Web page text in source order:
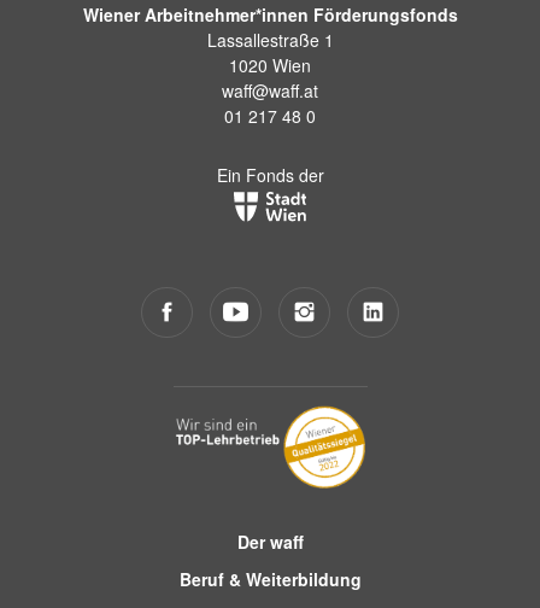
Wiener Arbeitnehmer*innen Förderungsfonds
Lassallestraße 1
1020 Wien
waff@waff.at
01 217 48 0
Ein Fonds der
Der waff
Beruf & Weiterbildung